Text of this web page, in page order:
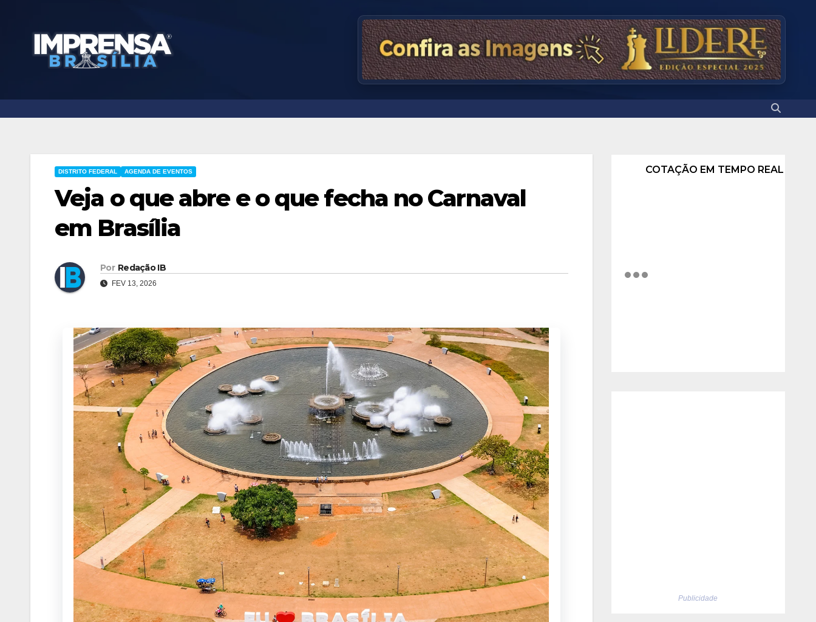
DISTRITO FEDERAL AGENDA DE EVENTOS
Veja o que abre e o que fecha no Carnaval
em Brasília
Por Redação IB
FEV 13, 2026
COTAÇÃO EM TEMPO REAL
Publicidade